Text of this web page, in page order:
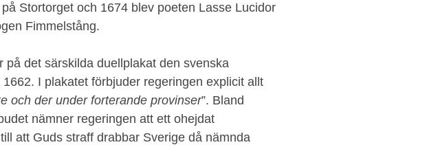
Stortorget och 1674 blev poeten Lasse Lucidor
Fimmelstång.
på det särskilda duellplakat den svenska
I plakatet förbjuder regeringen explicit allt
och der under forterande provinser”. Bland
nämner regeringen att ett ohejdat
att Guds straff drabbar Sverige då nämnda